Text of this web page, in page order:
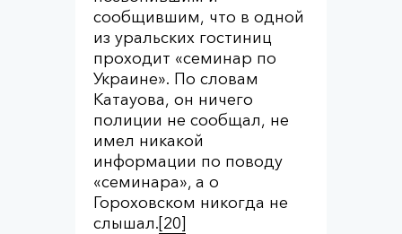
сообщившим, что в одной
из уральских гостиниц
проходит «семинар по
Украине». По словам
Катауова, он ничего
полиции не сообщал, не
имел никакой
информации по поводу
«семинара», а о
Гороховском никогда не
слышал.[20]